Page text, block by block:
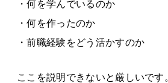
・何を学んでいるのか
・何を作ったのか
・前職経験をどう活かすのか
ここを説明できないと厳しいです